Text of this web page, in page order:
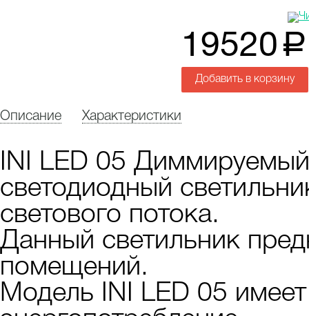
19520 a
Добавить в корзину
Описание Характеристики
INI LED 05
светодиодный
светового потока.
Данный светильник
помещений.
Модель INI LED 05